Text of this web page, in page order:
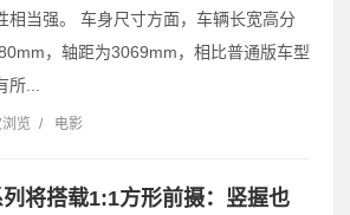
相当强。 车身尺寸方面，车辆长宽高分
，轴距为3069mm，相比普通版车型
...
览 / 电影
将搭载1:1方形前摄：竖握也